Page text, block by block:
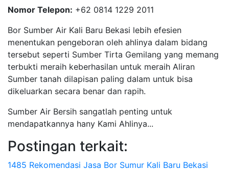
Nomor Telepon: +62 0814 1229 2011
Bor Sumber Air Kali Baru Bekasi lebih efesien
menentukan pengeboran oleh ahlinya dalam bidang
tersebut seperti Sumber Tirta Gemilang yang memang
terbukti meraih keberhasilan untuk meraih Aliran
Sumber tanah dilapisan paling dalam untuk bisa
dikeluarkan secara benar dan rapih.
Sumber Air Bersih sangatlah penting untuk
mendapatkannya hany Kami Ahlinya...
Postingan terkait:
1485 Rekomendasi Jasa Bor Sumur Kali Baru Bekasi